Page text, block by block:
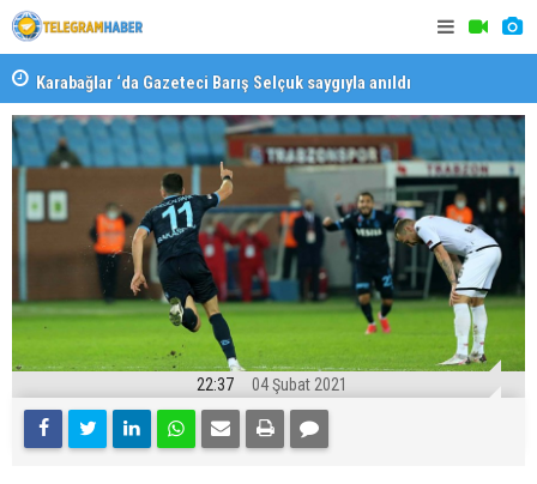
Karabağlar ‘da Gazeteci Barış Selçuk saygıyla anıldı
22:37 04 Şubat 2021